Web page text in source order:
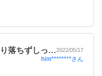
落ちずしっ…2022/05/17
him********さん